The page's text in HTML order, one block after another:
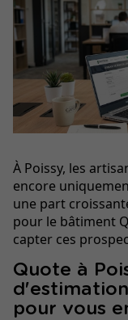
À Poissy, les
encore
une part
pour le bâtiment
capter ces
Quote à
pour vous